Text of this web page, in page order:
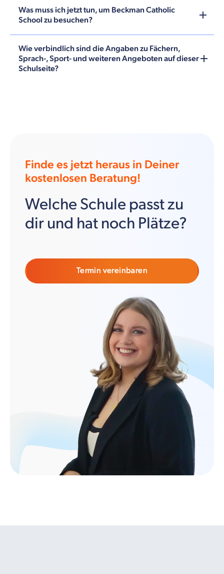
Was muss ich jetzt tun, um Beckman Catholic
School zu besuchen?
Wie verbindlich sind die Angaben zu Fächern,
Sprach-, Sport- und weiteren Angeboten auf dieser
Schulseite?
Finde es jetzt heraus in Deiner
kostenlosen Beratung!
Welche Schule passt zu
dir und hat noch Plätze?
Termin vereinbaren